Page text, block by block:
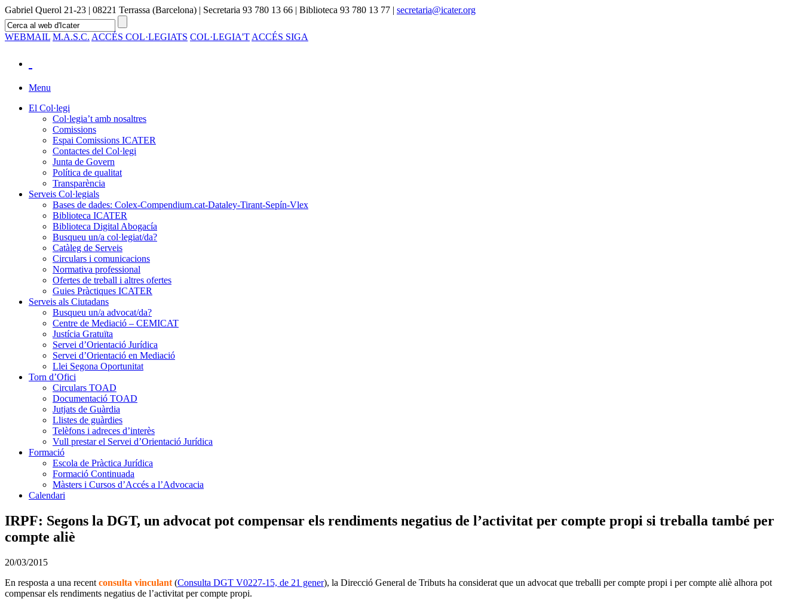
Gabriel Querol 21-23 | 08221 Terrassa (Barcelona) | Secretaria 93 780 13 66 | Biblioteca 93 780 13 77 | secretaria@icater.org
WEBMAIL M.A.S.C. ACCÉS COL·LEGIATS COL·LEGIA'T ACCÉS SIGA
Menu
El Col·legi
Col·legia’t amb nosaltres
Comissions
Espai Comissions ICATER
Contactes del Col·legi
Junta de Govern
Política de qualitat
Transparència
Serveis Col·legials
Bases de dades: Colex-Compendium.cat-Dataley-Tirant-Sepín-Vlex
Biblioteca ICATER
Biblioteca Digital Abogacía
Busqueu un/a col·legiat/da?
Catàleg de Serveis
Circulars i comunicacions
Normativa professional
Ofertes de treball i altres ofertes
Guies Pràctiques ICATER
Serveis als Ciutadans
Busqueu un/a advocat/da?
Centre de Mediació – CEMICAT
Justícia Gratuïta
Servei d’Orientació Jurídica
Servei d’Orientació en Mediació
Llei Segona Oportunitat
Torn d’Ofici
Circulars TOAD
Documentació TOAD
Jutjats de Guàrdia
Llistes de guàrdies
Telèfons i adreces d’interès
Vull prestar el Servei d’Orientació Jurídica
Formació
Escola de Pràctica Jurídica
Formació Continuada
Màsters i Cursos d’Accés a l’Advocacia
Calendari
IRPF: Segons la DGT, un advocat pot compensar els rendiments negatius de l’activitat per compte propi si treballa també per
compte aliè
20/03/2015
En resposta a una recent consulta vinculant (Consulta DGT V0227-15, de 21 gener), la Direcció General de Tributs ha considerat que un advocat que treballi per compte propi i per compte aliè alhora pot
compensar els rendiments negatius de l’activitat per compte propi.